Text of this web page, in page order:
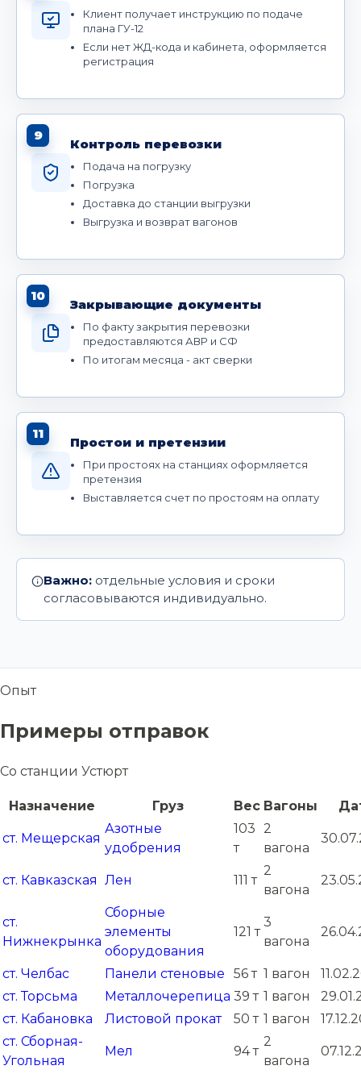
Клиент получает инструкцию по подаче
плана ГУ-12
Если нет ЖД-кода и кабинета, оформляется
регистрация
9
Контроль перевозки
Подача на погрузку
Погрузка
Доставка до станции выгрузки
Выгрузка и возврат вагонов
10
Закрывающие документы
По факту закрытия перевозки
предоставляются АВР и СФ
По итогам месяца - акт сверки
11
Простои и претензии
При простоях на станциях оформляется
претензия
Выставляется счет по простоям на оплату
Важно: отдельные условия и сроки
согласовываются индивидуально.
Опыт
Примеры отправок
Со станции Устюрт
Назначение Груз Вес Вагоны
ст. Мещерская
Азотные
удобрения
103
т
2
вагона
ст. Кавказская Лен 111 т
2
вагона
ст.
Нижнекрынка
Сборные
элементы
оборудования
121 т
3
вагона
ст. Челбас Панели стеновые 56 т 1 вагон
ст. Торсьма
Металлочерепица 39 т 1 вагон
ст. Кабановка
Листовой прокат 50 т 1 вагон
ст. Сборная-
Угольная
Мел 94 т
2
вагона